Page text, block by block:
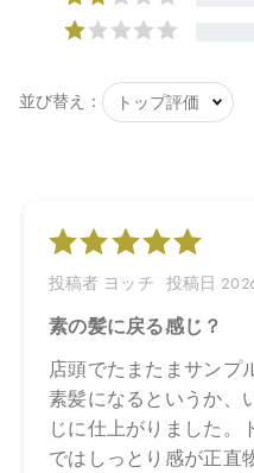
リスエキス、メドウフォーム
加水分解水添デンプン、ココ
ンタオレイン酸ポリグリセリ
サルフェート、グアーヒドロ
ド、セタノール、エチルヘキ
日本
【メーカー品番】
店舗でお問い合わせの際には
4573623437554
【店舗発売日】
CosmeKitchen 2026/1/8
Biople 2026/1/8
Biop 2026/1/8